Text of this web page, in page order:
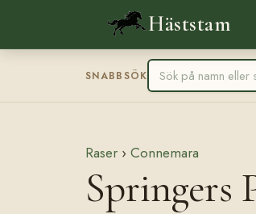
Häststam
SNABBSÖK
Raser › Connemara
Springers